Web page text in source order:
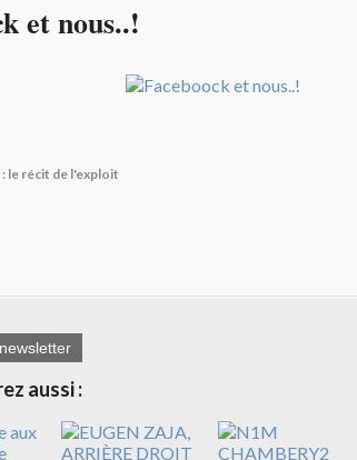
et nous..!
le récit de l'exploit
aussi :